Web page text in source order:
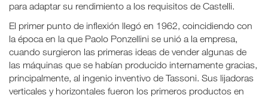
para adaptar su rendimiento a los requisitos de Castelli.
El primer punto de inflexión llegó en 1962, coincidiendo con
la época en la que Paolo Ponzellini se unió a la empresa,
cuando surgieron las primeras ideas de vender algunas de
las máquinas que se habían producido internamente gracias,
principalmente, al ingenio inventivo de Tassoni. Sus lijadoras
verticales y horizontales fueron los primeros productos en